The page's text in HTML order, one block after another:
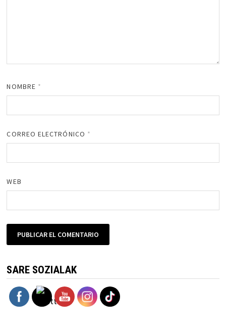
NOMBRE *
CORREO ELECTRÓNICO *
WEB
SARE SOZIALAK